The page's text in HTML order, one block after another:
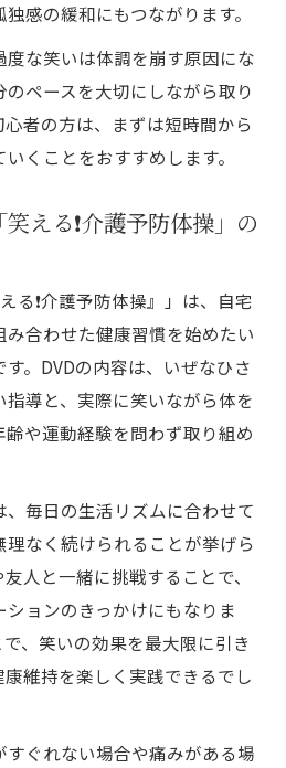
感の緩和にもつながります。
な笑いは体調を崩す原因にな
ペースを大切にしながら取り
者の方は、まずは短時間から
くことをおすすめします。
える❗️介護予防体操」の
る❗️介護予防体操』」は、自宅
合わせた健康習慣を始めたい
。DVDの内容は、いぜなひさ
導と、実際に笑いながら体を
や運動経験を問わず取り組め
毎日の生活リズムに合わせて
なく続けられることが挙げら
人と一緒に挑戦することで、
ョンのきっかけにもなりま
、笑いの効果を最大限に引き
維持を楽しく実践できるでし
ぐれない場合や痛みがある場